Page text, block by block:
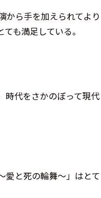
から手を加えられてより
も満足している。
時代をさかのぼって現代
愛と死の輪舞～」はとて